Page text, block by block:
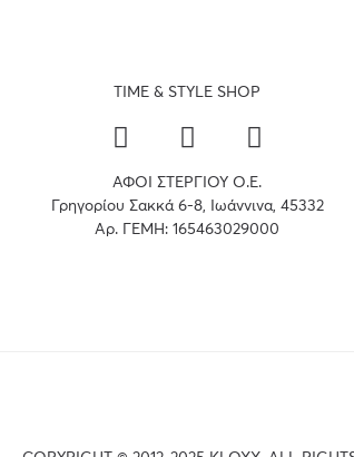
TIME & STYLE SHOP
ΑΦΟΙ ΣΤΕΡΓΙΟΥ Ο.Ε.
Γρηγορίου Σακκά 6-8, Ιωάννινα, 45332
Αρ. ΓΕΜΗ: 165463029000